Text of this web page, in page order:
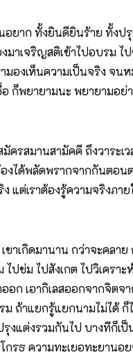
อยาก ทั้งยินดียินร้าย ทั้งป
มาเจริญสติเข้าไปอบรม ไ
มองเห็นความเป็นจริง จน
ก็พยายามนะ พยายามอย่
ครสมานสามัคคี ถึงวาระเ
ได้พลัดพรากจากกันตอนต
แต่เราต้องรู้ความจริงภาย
ขาเกิดมานาน กว่าจะคลาย
ไปข่ม ไปสังเกต ไปวิเครา
ก เอากิเลสออกจากจิตจา
ถ้าแยกรู้แยกนามไม่ได้ ก็
งแต่งรวมกันไป บางทีก็เ
รธ ความทะเยอทะยานอย